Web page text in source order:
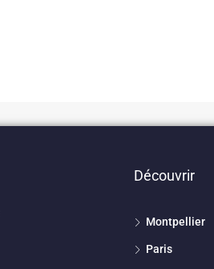
Découvrir
Montpellier
Paris